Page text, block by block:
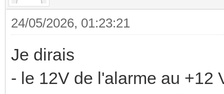
24/05/2026, 01:23:21
Je dirais
- le 12V de l'alarme au +12